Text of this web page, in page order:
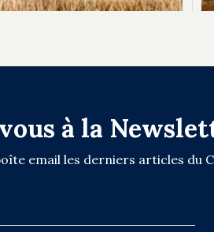
à la
email les derniers articles du